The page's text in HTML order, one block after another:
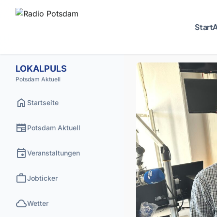
Start
LOKALPULS
Potsdam Aktuell
home Startseite
newspaperPotsdam Aktuell
eventVeranstaltungen
workJobticker
cloudWetter